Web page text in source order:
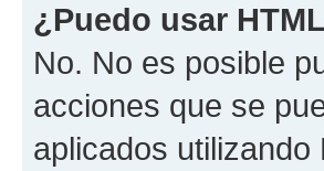
¿Puedo usar
No. No es posible
acciones que se
aplicados utilizando